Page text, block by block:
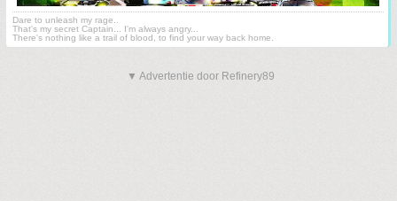
Dare to unleash my rage..
That's my secret Captain... I'm always angry...
There's nothing like a trail of blood, to find your way back home.
▼ Advertentie door Refinery89